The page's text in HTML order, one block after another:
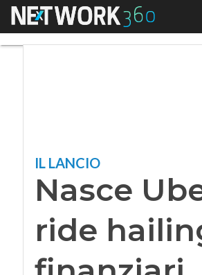
Menu
IL LANCIO
Nasce
ride